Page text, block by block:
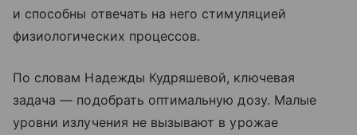
и способны отвечать на него стимуляцией
физиологических процессов.
По словам Надежды Кудряшевой, ключевая
задача — подобрать оптимальную дозу. Малые
уровни излучения не вызывают в урожае